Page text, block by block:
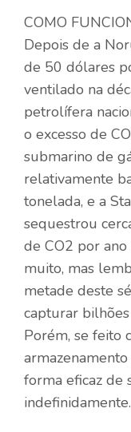
COMO
Depois de a
de 50 dólares
ventilado na
petrolífera
o excesso de
submarino de
relativamente
tonelada, e a
sequestrou
de CO2 por
muito, mas
metade deste
capturar
Porém, se feito
forma eficaz de
indefinidamente.